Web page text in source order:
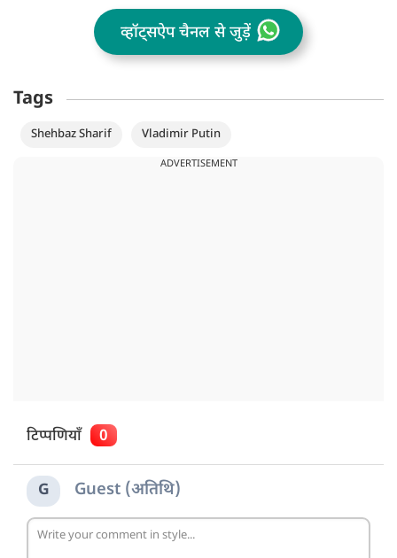
व्हॉट्सऐप चैनल से जुड़ें
Tags
Shehbaz Sharif Vladimir Putin
ADVERTISEMENT
टिप्पणियाँ 0
G Guest (अतिथि)